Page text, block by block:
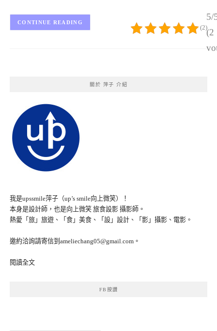
5/
(2
(2)
CONTINUE READING
關於 萍子 介紹
我是upssmile萍子（up’s smile向上微笑）！
本身是設計師，也是向上微笑 旅食設影 攝影師。
熱愛「旅」旅遊、「食」美食、「設」設計、「影」攝影、電影。
邀約洽詢請寄信到ameliechang05@gmail.com。
閱讀全文
FB按讚